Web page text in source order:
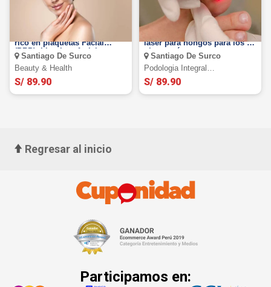
¡Para ellas y ellos! Plasma
rico en plaquetas Facial
(PRP): Limpieza facial,
aplicación de PRP, mascarilla
de colágeno y más
Santiago De Surco
Beauty & Health
S/ 89.90
5 sesiones de tratamiento
láser para hongos para los 2
pies y más.
Santiago De Surco
Podologia Integral
Especializada
S/ 89.90
Regresar al inicio
Participamos en: